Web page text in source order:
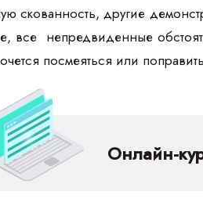
скованность, другие
все непредвиденные
посмеяться или
Онлайн-